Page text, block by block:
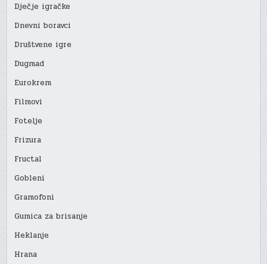
Dječje igračke
Dnevni boravci
Društvene igre
Dugmad
Eurokrem
Filmovi
Fotelje
Frizura
Fructal
Gobleni
Gramofoni
Gumica za brisanje
Heklanje
Hrana